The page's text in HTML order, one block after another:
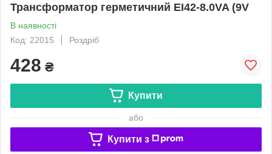
Трансформатор герметичний EI42-8.0VA (9V
В наявності
Код: 22015
Роздріб
428 ₴
Купити
або
Купити з